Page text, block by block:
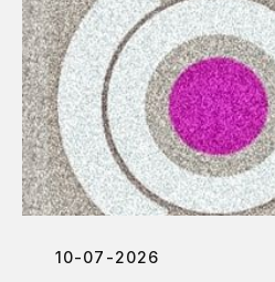
10-07-2026